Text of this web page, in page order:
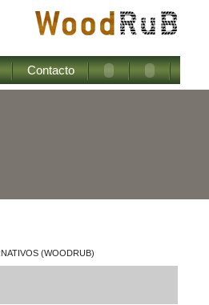
Contacto
(WOODRUB)